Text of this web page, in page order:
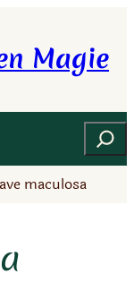
Magie
Suchen
maculosa